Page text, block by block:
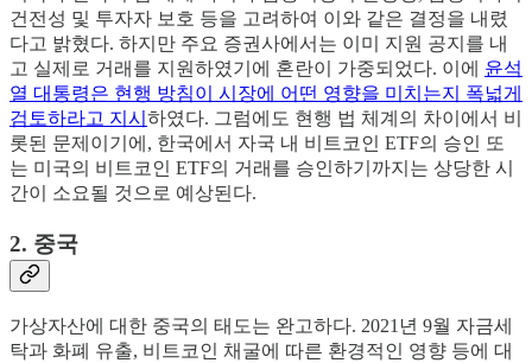
건전성 및 투자자 보호 등을 고려하여 이와 같은 결정을 내렸
다고 밝혔다. 하지만 주요 증권사에서는 이미 지원 공지를 내
고 실제로 거래를 지원하였기에 혼란이 가중되었다. 이에 윤석
열 대통령은 현행 방침이 시장에 어떤 영향을 미치는지 폭넓게
검토하라고 지시 하였다. 그럼에도 현행 법 체계의 차이에서 비
롯된 문제이기에, 한국에서 자국 내 비트코인 ETF의 승인 또
는 미국의 비트코인 ETF의 거래를 승인하기까지는 상당한 시
간이 소요될 것으로 예상된다.
2. 중국
가상자산에 대한 중국의 태도는 완고하다. 2021년 9월 자금세
탁과 화폐 유출, 비트코인 채굴에 따른 환경적인 영향 등에 대